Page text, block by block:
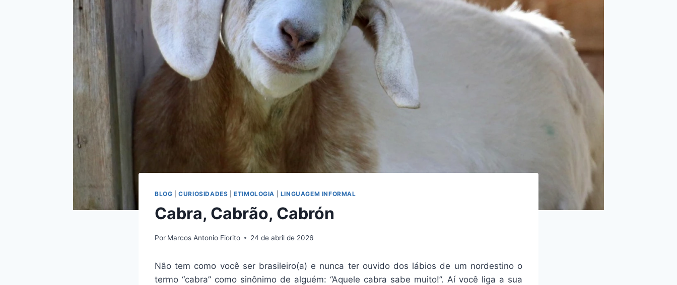
BLOG |CURIOSIDADES |ETIMOLOGIA LINGUAGEM INFORMAL
Cabra, Cabrão, Cabrón
Por Marcos Antonio Fiorito 24 de abril de 2026
Não tem como você ser brasileiro(a) e nunca ter ouvido dos lábios de um nordestino o
termo “cabra” como sinônimo de alguém: “Aquele cabra sabe muito!”. Aí você liga a sua